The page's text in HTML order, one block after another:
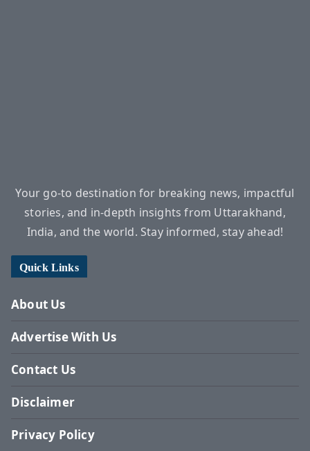
Your go-to destination for breaking news, impactful
stories, and in-depth insights from Uttarakhand,
India, and the world. Stay informed, stay ahead!
Quick Links
About Us
Advertise With Us
Contact Us
Disclaimer
Privacy Policy